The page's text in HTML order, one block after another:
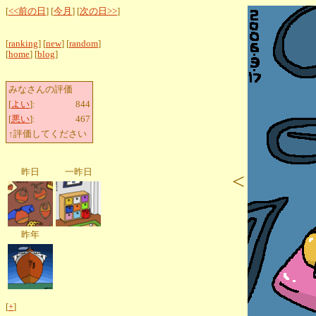
[<<前の日 ] [今月 ] [次の日>>]
[ranking] [new] [random]
[home] [blog]
みなさんの評価
[よい]:
844
[悪い]:
467
↑評価してください
昨日 一昨日
昨年
[+]
<